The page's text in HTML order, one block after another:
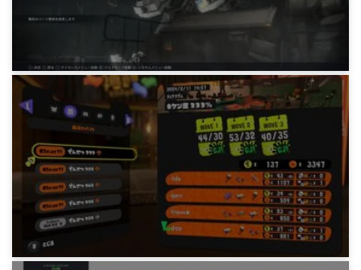
ゲーム
Armored Core 6 レイヴンの火エンド
2年前